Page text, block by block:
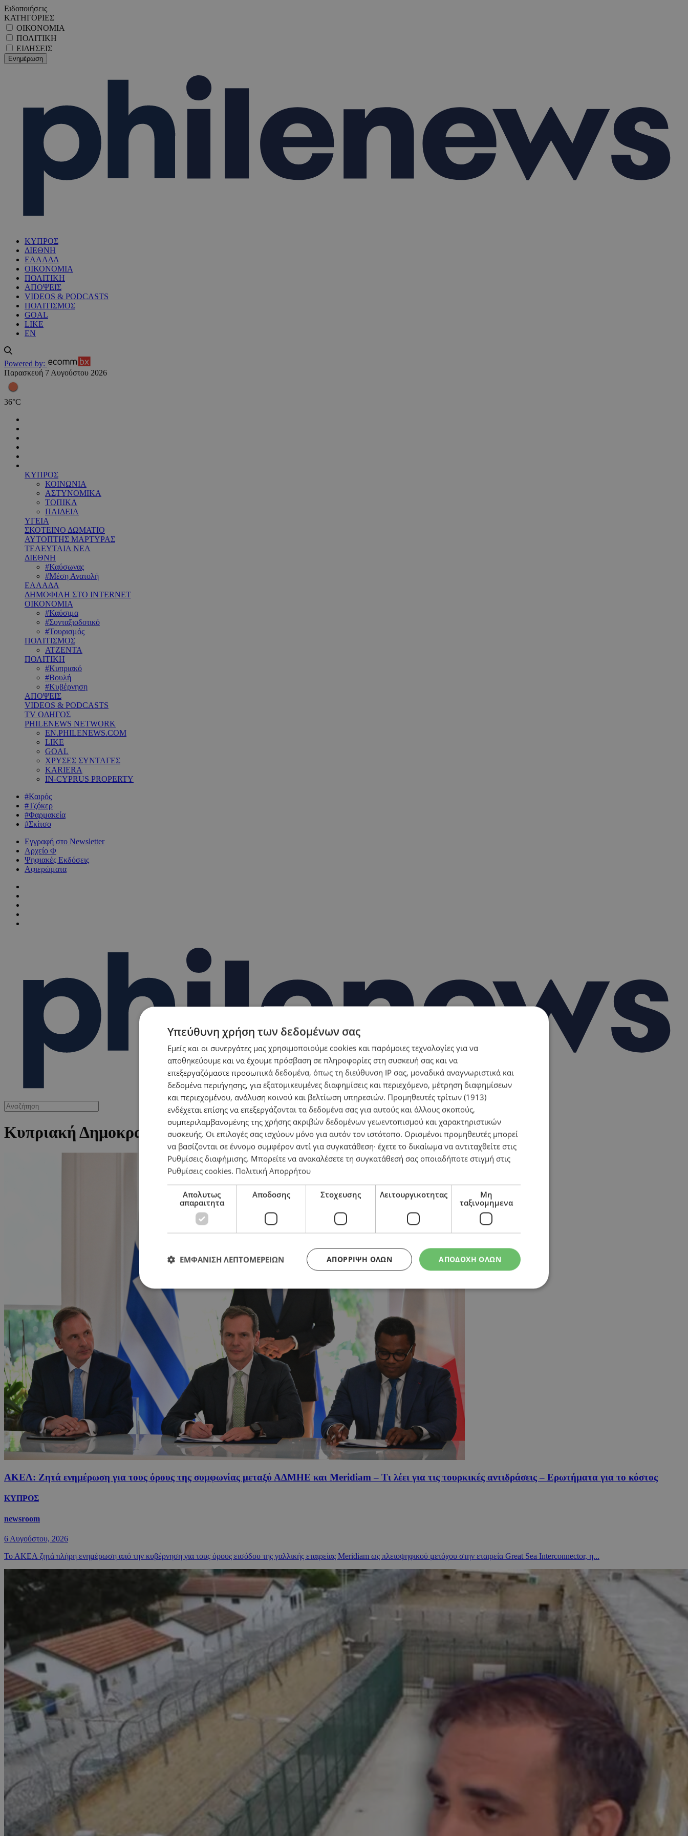
Ειδοποιήσεις
ΚΑΤΗΓΟΡΙΕΣ
ΟΙΚΟΝΟΜΙΑ
ΠΟΛΙΤΙΚΗ
ΕΙΔΗΣΕΙΣ
ΚΥΠΡΟΣ
ΔΙΕΘΝΗ
ΕΛΛΑΔΑ
ΟΙΚΟΝΟΜΙΑ
ΠΟΛΙΤΙΚΗ
ΑΠΟΨΕΙΣ
VIDEOS & PODCASTS
ΠΟΛΙΤΙΣΜΟΣ
GOAL
LIKE
EN
Powered by:
Παρασκευή 7 Αυγούστου 2026
36°C
ΚΥΠΡΟΣ
ΚΟΙΝΩΝΙΑ
ΑΣΤΥΝΟΜΙΚΑ
ΤΟΠΙΚΑ
ΠΑΙΔΕΙΑ
ΥΓΕΙΑ
ΣΚΟΤΕΙΝΟ ΔΩΜΑΤΙΟ
ΑΥΤΟΠΤΗΣ ΜΑΡΤΥΡΑΣ
ΤΕΛΕΥΤΑΙΑ ΝΕΑ
ΔΙΕΘΝΗ
#Καύσωνας
#Μέση Ανατολή
ΕΛΛΑΔΑ
ΔΗΜΟΦΙΛΗ ΣΤΟ INTERNET
ΟΙΚΟΝΟΜΙΑ
#Καύσιμα
#Συνταξιοδοτικό
#Τουρισμός
ΠΟΛΙΤΙΣΜΟΣ
ΑΤΖΕΝΤΑ
ΠΟΛΙΤΙΚΗ
#Κυπριακό
#Βουλή
#Κυβέρνηση
ΑΠΟΨΕΙΣ
VIDEOS & PODCASTS
TV ΟΔΗΓΟΣ
PHILENEWS NETWORK
EN.PHILENEWS.COM
LIKE
GOAL
ΧΡΥΣΕΣ ΣΥΝΤΑΓΕΣ
KARIERA
IN-CYPRUS PROPERTY
#Καιρός
#Τζόκερ
#Φαρμακεία
#Σκίτσο
Εγγραφή στο Newsletter
Αρχείο Φ
Ψηφιακές Εκδόσεις
Αφιερώματα
Κυπριακή Δημοκρατία
ΑΚΕΛ: Ζητά ενημέρωση για τους όρους της συμφωνίας μεταξύ ΑΔΜΗΕ και Meridiam – Τι λέει για τις τουρκικές αντιδράσεις – Ερωτήματα για το κόστος
ΚΥΠΡΟΣ
newsroom
6 Αυγούστου, 2026
Το ΑΚΕΛ ζητά πλήρη ενημέρωση από την κυβέρνηση για τους όρους εισόδου της γαλλικής εταιρείας Meridiam ως πλειοψηφικού μετόχου στην εταιρεία Great Sea Interconnector, η...
Υπεύθυνη χρήση των δεδομένων σας
Εμείς και οι συνεργάτες μας χρησιμοποιούμε cookies και παρόμοιες τεχνολογίες για να
αποθηκεύουμε και να έχουμε πρόσβαση σε πληροφορίες στη συσκευή σας και να
επεξεργαζόμαστε προσωπικά δεδομένα, όπως τη διεύθυνση IP σας, μοναδικά αναγνωριστικά και
δεδομένα περιήγησης, για εξατομικευμένες διαφημίσεις και περιεχόμενο, μέτρηση διαφημίσεων
και περιεχομένου, ανάλυση κοινού και βελτίωση υπηρεσιών. Προμηθευτές τρίτων (1913)
ενδέχεται επίσης να επεξεργάζονται τα δεδομένα σας για αυτούς και άλλους σκοπούς,
συμπεριλαμβανομένης της χρήσης ακριβών δεδομένων γεωεντοπισμού και χαρακτηριστικών
συσκευής. Οι επιλογές σας ισχύουν μόνο για αυτόν τον ιστότοπο. Ορισμένοι προμηθευτές μπορεί
να βασίζονται σε έννομο συμφέρον αντί για συγκατάθεση· έχετε το δικαίωμα να αντιταχθείτε στις
Ρυθμίσεις διαφήμισης. Μπορείτε να ανακαλέσετε τη συγκατάθεσή σας οποιαδήποτε στιγμή στις
Ρυθμίσεις cookies. Πολιτική Απορρήτου
Απολυτως
απαραιτητα
Αποδοσης Στοχευσης Λειτουργικοτητας
Μη
ταξινομημενα
ΑΠΟΔΟΧΗ ΟΛΩΝ
ΑΠΌΡΡΙΨΗ ΌΛΩΝ
ΕΜΦΑΝΙΣΗ ΛΕΠΤΟΜΕΡΕΙΩΝ